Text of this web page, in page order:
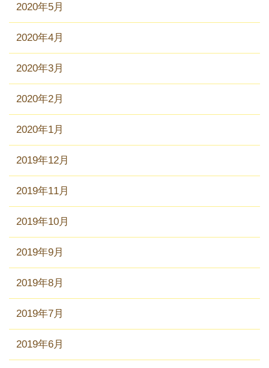
2020年5月
2020年4月
2020年3月
2020年2月
2020年1月
2019年12月
2019年11月
2019年10月
2019年9月
2019年8月
2019年7月
2019年6月